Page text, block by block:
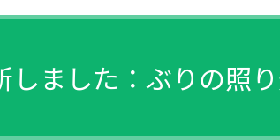
しました：ぶりの照